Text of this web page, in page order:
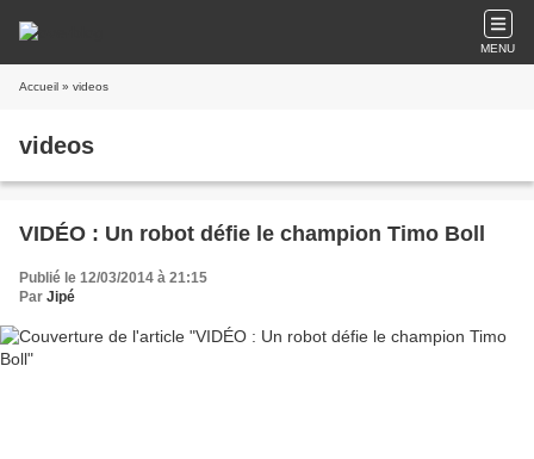
MENU
Accueil » videos
videos
VIDÉO : Un robot défie le champion Timo Boll
Publié le 12/03/2014 à 21:15
Par Jipé